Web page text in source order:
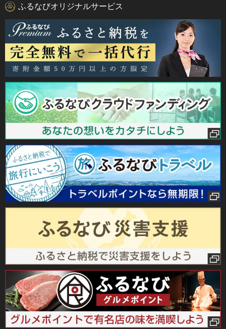
ふるなびオリジナルサービス